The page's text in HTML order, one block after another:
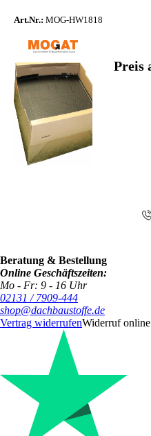
Art.Nr.: MOG-HW1818
Preis
Beratung & Bestellung
Online Geschäftszeiten:
Mo - Fr: 9 - 16 Uhr
02131 / 7909-444
shop@dachbaustoffe.de
Vertrag widerrufenWiderruf